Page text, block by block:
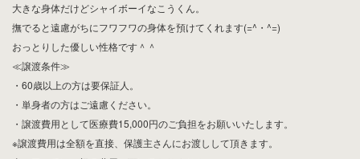
大きな身体だけどシャイボーイなこうくん。
撫でると遠慮がちにフワフワの身体を預けてくれます(=^・^=)
おっとりした優しい性格です＾＾
≪譲渡条件≫
・60歳以上の方は要保証人。
・単身者の方はご遠慮ください。
・譲渡費用として医療費15,000円のご負担をお願いいたします。
※譲渡費用は全額を直接、保護主さんにお渡しして頂きます。